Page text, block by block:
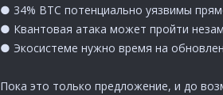
● 34% BTC потенциально уязвимы
● Квантовая атака может пройти
● Экосистеме нужно время на
Пока это только предложение, и до